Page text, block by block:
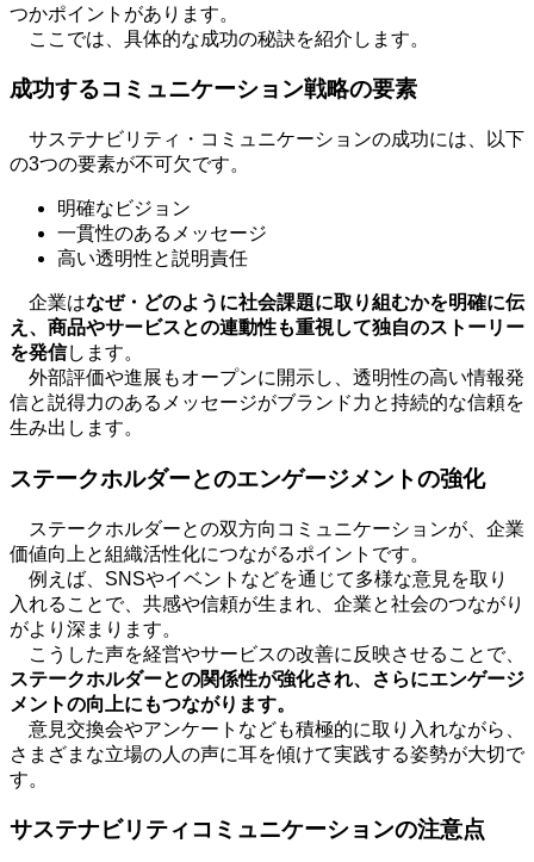
つかポイントがあります。
ここでは、具体的な成功の秘訣を紹介します。
成功するコミュニケーション戦略の要素
サステナビリティ・コミュニケーションの成功には、以下
の3つの要素が不可欠です。
明確なビジョン
一貫性のあるメッセージ
高い透明性と説明責任
企業はなぜ・どのように社会課題に取り組むかを明確に伝
え、商品やサービスとの連動性も重視して独自のストーリー
を発信します。
外部評価や進展もオープンに開示し、透明性の高い情報発
信と説得力のあるメッセージがブランド力と持続的な信頼を
生み出します。
ステークホルダーとのエンゲージメントの強化
ステークホルダーとの双方向コミュニケーションが、企業
価値向上と組織活性化につながるポイントです。
例えば、 SNSやイベントなどを通じて多様な意見を取り
入れることで、共感や信頼が生まれ、企業と社会のつながり
がより深まります。
こうした声を経営やサービスの改善に反映させることで、
ステークホルダーとの関係性が強化され、さらにエンゲージ
メントの向上にもつながります。
意見交換会やアンケートなども積極的に取り入れながら、
さまざまな立場の人の声に耳を傾けて実践する姿勢が大切で
す。
サステナビリティコミュニケーションの注意点